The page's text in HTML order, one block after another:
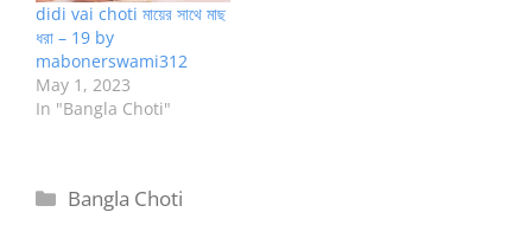
didi vai choti মায়ের সাথে মাছ
ধরা – 19 by
mabonerswami312
May 1, 2023
In "Bangla Choti"
Categories
Bangla Choti